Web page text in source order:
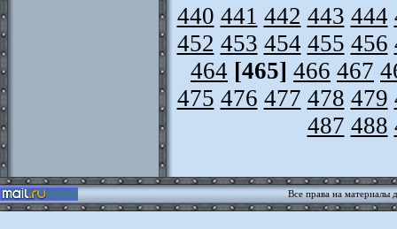
440 441 442 443 444
452 453 454 455 456
464 [465] 466 467
475 476 477 478 479
487 488
Все права на материалы